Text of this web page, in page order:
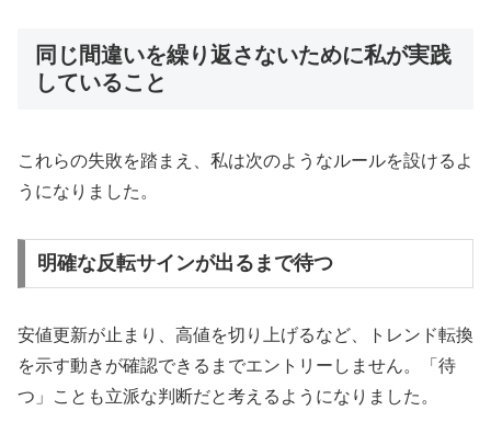
同じ間違いを繰り返さないために私が実践
していること
これらの失敗を踏まえ、私は次のようなルールを設けるよ
うになりました。
明確な反転サインが出るまで待つ
安値更新が止まり、高値を切り上げるなど、トレンド転換
を示す動きが確認できるまでエントリーしません。「待
つ」ことも立派な判断だと考えるようになりました。